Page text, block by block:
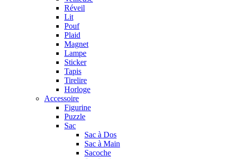
Réveil
Lit
Pouf
Plaid
Magnet
Lampe
Sticker
Tapis
Tirelire
Horloge
Accessoire
Figurine
Puzzle
Sac
Sac à Dos
Sac à Main
Sacoche